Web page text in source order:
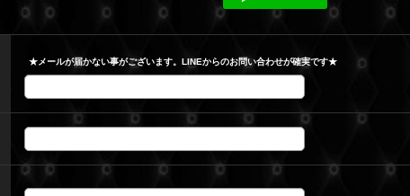
★メールが届かない事がございます。LINEからのお問い合わせが確実です★